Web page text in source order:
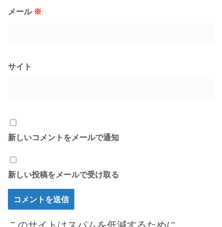
メール ※
サイト
新しいコメントをメールで通知
新しい投稿をメールで受け取る